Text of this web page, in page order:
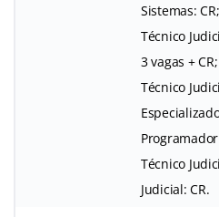
Sistemas: CR;
Técnico
3 vagas + CR;
Técnico
Técnico
Judicial: CR.